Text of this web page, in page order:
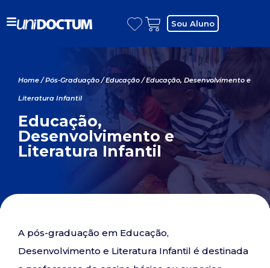
Sou Aluno
Home/Pós-Graduação/Educação/ Educação, Desenvolvimento e
Literatura Infantil
Educação,
Desenvolvimento e
Literatura Infantil
A pós-graduação em Educação,
Desenvolvimento e Literatura Infantil é destinada